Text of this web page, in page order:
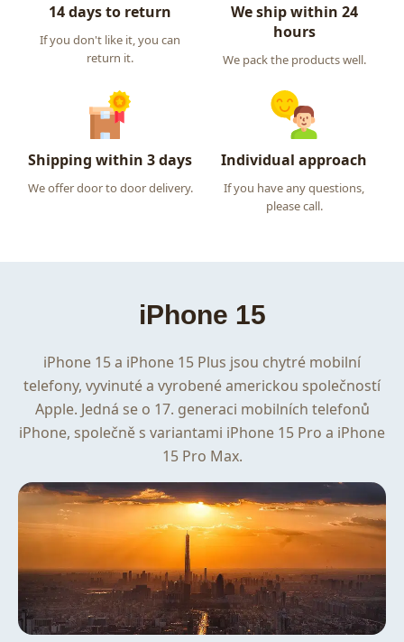
14 days to return
If you don't like it, you can
return it.
We ship within 24
hours
We pack the products well.
Shipping within 3 days
We offer door to door delivery.
Individual approach
If you have any questions,
please call.
iPhone 15
iPhone 15 a iPhone 15 Plus jsou chytré mobilní
telefony, vyvinuté a vyrobené americkou společností
Apple. Jedná se o 17. generaci mobilních telefonů
iPhone, společně s variantami iPhone 15 Pro a iPhone
15 Pro Max.